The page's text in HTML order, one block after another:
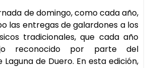
de domingo, como cada año,
las entregas de galardones a los
tradicionales, que cada año
reconocido por parte del
de Duero. En esta edición,